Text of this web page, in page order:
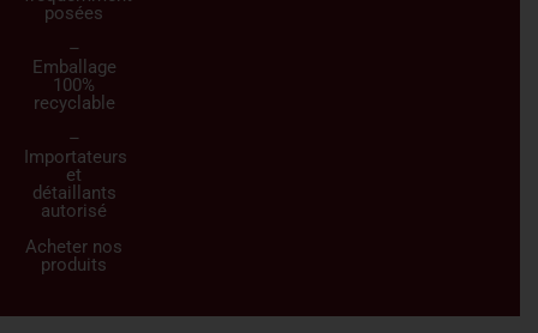
posées
–
Emballage
100%
recyclable
–
Importateurs
et
détaillants
autorisé
Acheter nos
produits